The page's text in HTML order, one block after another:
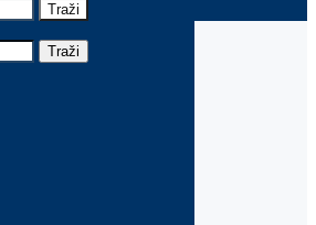
Traži
Traži